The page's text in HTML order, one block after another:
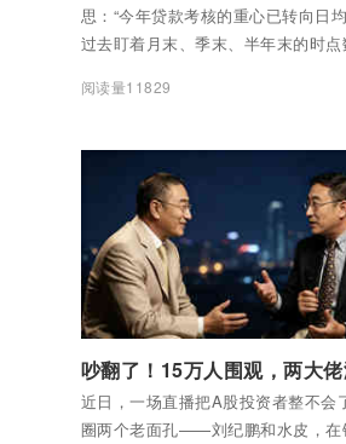
思：“今年贷款考核的重心已转向日
过去盯着月末、季末、半年末的时
阅读量11829
近日，一场直播把A股投资者整不会
圈两个老面孔——刘纪鹏和水皮，在